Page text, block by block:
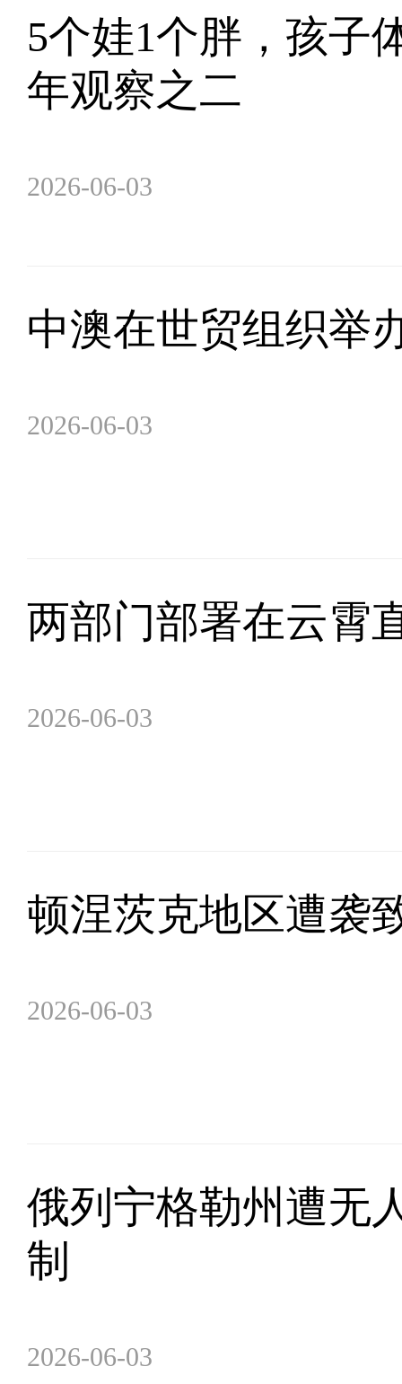
5个娃1个胖，孩
年观察之二
2026-06-03
中澳在世贸组织举
2026-06-03
两部门部署在云霄
2026-06-03
顿涅茨克地区遭袭
2026-06-03
俄列宁格勒州遭无
制
2026-06-03